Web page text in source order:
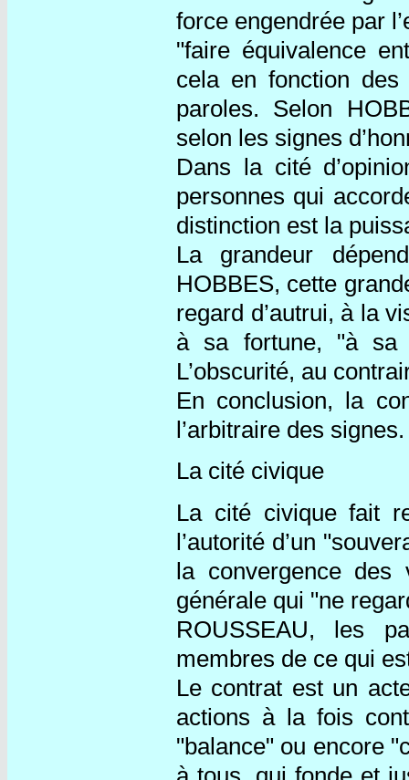
force engendrée par
"faire équivalence
cela en fonction
paroles. Selon
selon les signes
Dans la cité
personnes qui
distinction est la
La grandeur
HOBBES, cette
regard d’autrui, à la
à sa fortune, "à sa
L’obscurité, au
En conclusion, la
l’arbitraire des signes.
La cité civique
La cité civique fait
l’autorité d’un
la convergence des
générale qui "ne
ROUSSEAU, les
membres de ce qui
Le contrat est un
actions à la fois
"balance" ou encore